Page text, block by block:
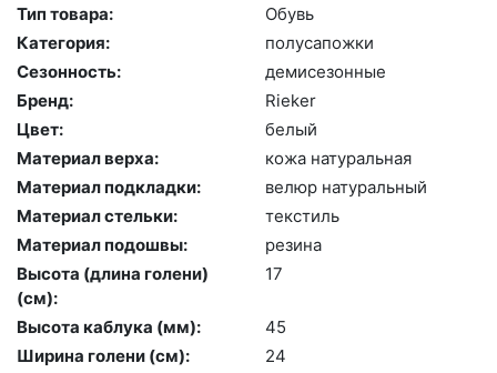
Тип товара:
Обувь
Категория:
по­луса­пож­ки
Сезонность:
де­мисе­зон­ные
Бренд:
Ri­eker
Цвет:
бе­лый
Материал верха:
ко­жа на­тураль­ная
Материал подкладки:
ве­люр на­тураль­ный
Материал стельки:
текс­тиль
Материал подошвы:
ре­зина
Высота (длина голени)
(cм):
17
Высота каблука (мм):
45
Ширина голени (см):
24